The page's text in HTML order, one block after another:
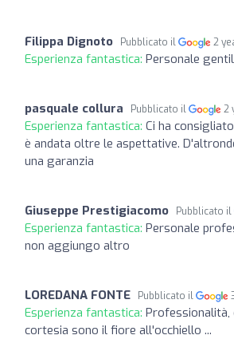
Filippa Dignoto Pubblicato il 2
Esperienza fantastica: Personale
pasquale collura Pubblicato il 2
Esperienza fantastica: Ci ha
è andata oltre le aspettative.
una garanzia
Giuseppe Prestigiacomo Pubblicato il
Esperienza fantastica: Personale
non aggiungo altro
LOREDANA FONTE Pubblicato il
Esperienza fantastica: Professionalità,
cortesia sono il fiore all'occhiello ...